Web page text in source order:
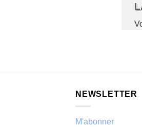
NEWSLETTER
M'abonner